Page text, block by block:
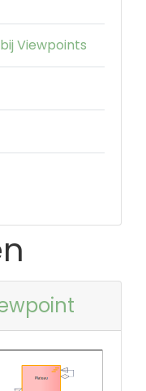
Viewpoints